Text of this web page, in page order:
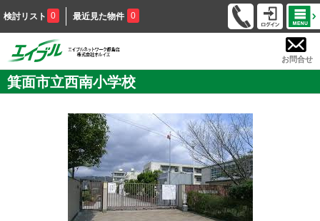
検討リスト 0 最近見た物件 0
お問合せ
箕面市立西南小学校